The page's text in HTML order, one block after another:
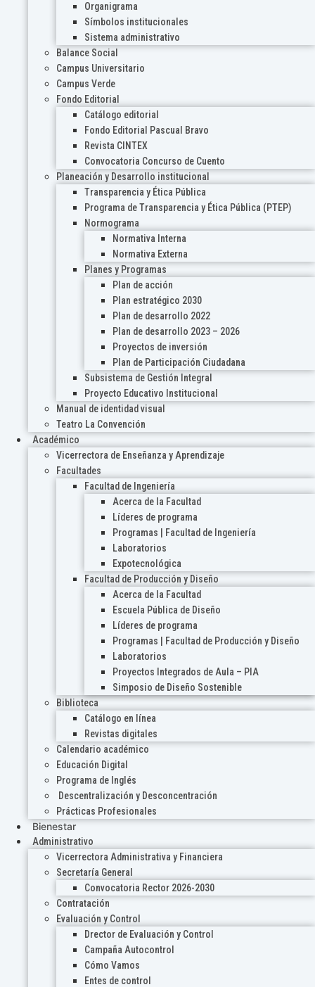
Organigrama
Símbolos institucionales
Sistema administrativo
Balance Social
Campus Universitario
Campus Verde
Fondo Editorial
Catálogo editorial
Fondo Editorial Pascual Bravo
Revista CINTEX
Convocatoria Concurso de Cuento
Planeación y Desarrollo institucional
Transparencia y Ética Pública
Programa de Transparencia y Ética Pública (PTEP)
Normograma
Normativa Interna
Normativa Externa
Planes y Programas
Plan de acción
Plan estratégico 2030
Plan de desarrollo 2022
Plan de desarrollo 2023 – 2026
Proyectos de inversión
Plan de Participación Ciudadana
Subsistema de Gestión Integral
Proyecto Educativo Institucional
Manual de identidad visual
Teatro La Convención
Académico
Vicerrectora de Enseñanza y Aprendizaje
Facultades
Facultad de Ingeniería
Acerca de la Facultad
Líderes de programa
Programas | Facultad de Ingeniería
Laboratorios
Expotecnológica
Facultad de Producción y Diseño
Acerca de la Facultad
Escuela Pública de Diseño
Líderes de programa
Programas | Facultad de Producción y Diseño
Laboratorios
Proyectos Integrados de Aula – PIA
Simposio de Diseño Sostenible
Biblioteca
Catálogo en línea
Revistas digitales
Calendario académico
Educación Digital
Programa de Inglés
Descentralización y Desconcentración
Prácticas Profesionales
Bienestar
Administrativo
Vicerrectora Administrativa y Financiera
Secretaría General
Convocatoria Rector 2026-2030
Contratación
Evaluación y Control
Drector de Evaluación y Control
Campaña Autocontrol
Cómo Vamos
Entes de control